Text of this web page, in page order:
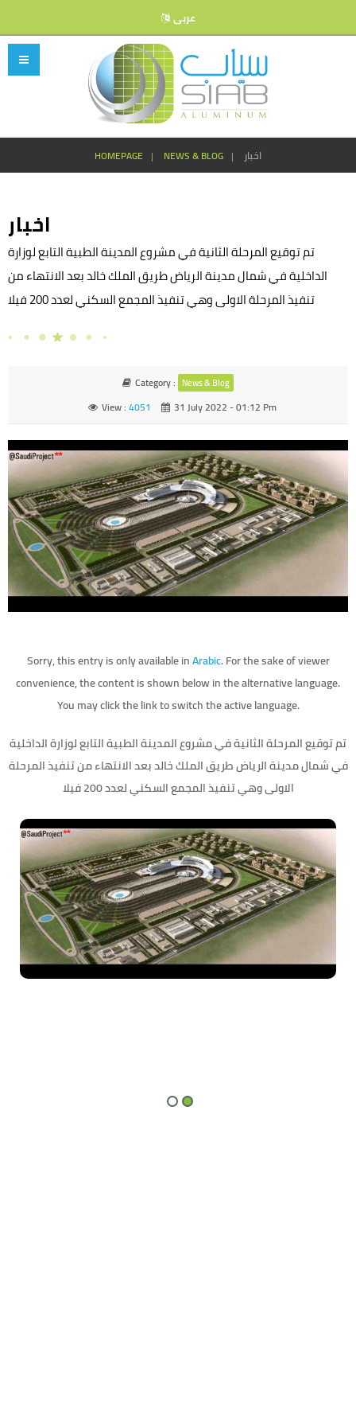
عربى
HOMEPAGE NEWS & BLOG اخبار
اخبار
تم توقيع المرحلة الثانية في مشروع المدينة الطبية التابع لوزارة
الداخلية في شمال مدينة الرياض طريق الملك خالد بعد الانتهاء من
تنفيذ المرحلة الاولى وهي تنفيذ المجمع السكني لعدد 200 فيلا
Category : News & Blog
View :4051 31 July 2022 - 01:12 Pm
Sorry, this entry is only available inArabic. For the sake of viewer
convenience, the content is shown below in the alternative language.
You may click the link to switch the active language.
تم توقيع المرحلة الثانية في مشروع المدينة الطبية التابع لوزارة الداخلية
في شمال مدينة الرياض طريق الملك خالد بعد الانتهاء من تنفيذ المرحلة
الاولى وهي تنفيذ المجمع السكني لعدد 200 فيلا